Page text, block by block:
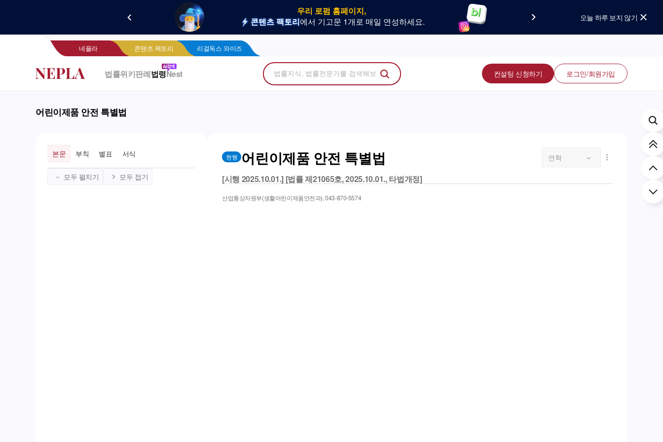
우리 로펌 홈페이지,
콘텐츠 팩토리에서 기고문 1개로 매일 연성하세요.
새로 나온 위키, 주요 법률 행사 지금 네플라 뉴스레터로 한번에 받아보세요!
Wise
사건을 이해하는 만능 어쏘,
리걸독스 와이즈프로 사전등록 신청하기
네플라 광고 문의 법률 소비자에게 지금 당신의 브랜드를 보여주세요! 오늘 하루 보지 않기
네플라 콘텐츠 팩토리 리걸독스 와이즈
법률위키판례법령Nest 컨설팅 신청하기 로그인/회원가입
어린이제품 안전 특별법
본문 부칙 별표 서식
모두 펼치기 모두 접기
현행 어린이제품 안전 특별법 연혁
[시행 2025.10.01.] [법률 제21065호, 2025.10.01., 타법개정]
산업통상자원부(생활어린이제품안전과), 043-870-5574